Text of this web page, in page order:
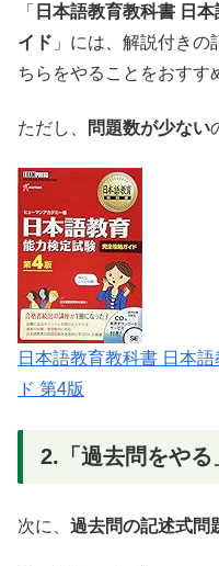
「 日本語教育教科書 日
イド 」には、解説付き
ちらをやることをおすす
ただし、 問題数が少ない
日本語教育教科書 日本
ド 第4版
2.「過去問をやる
次に、 過去問の記述式問